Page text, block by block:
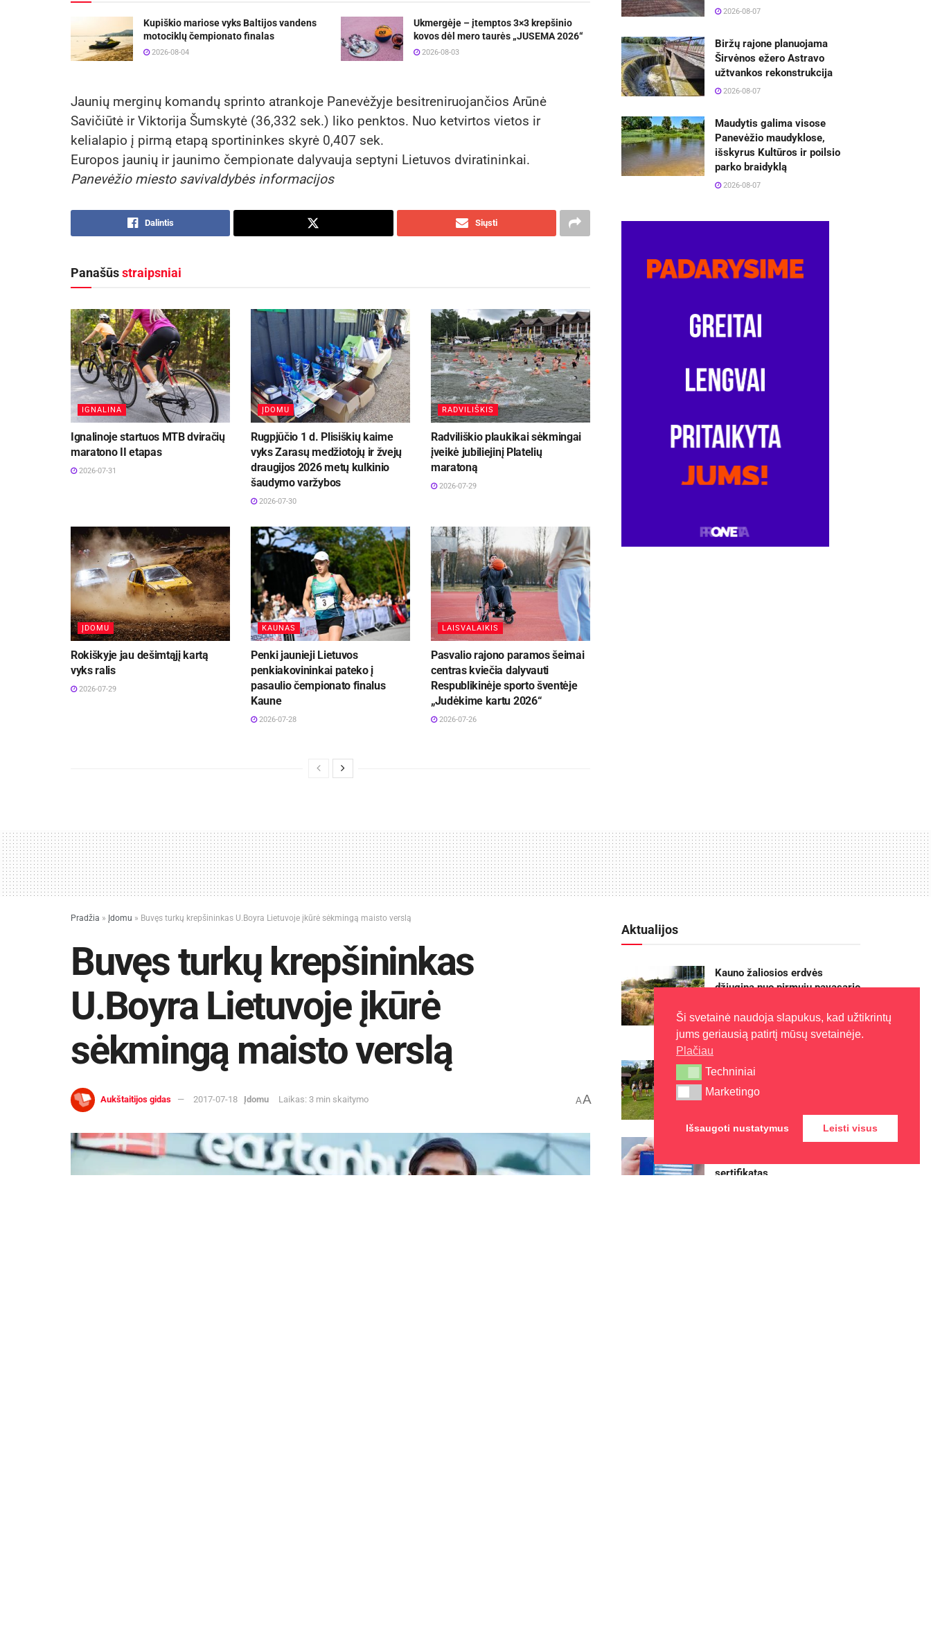
Kupiškio mariose vyks Baltijos vandens
motociklų čempionato finalas
2026-08-04
Ukmergėje – įtemptos 3×3 krepšinio
kovos dėl mero taurės „JUSEMA 2026“
2026-08-03
Jaunių merginų komandų sprinto atrankoje Panevėžyje besitreniruojančios Arūnė
Savičiūtė ir Viktorija Šumskytė (36,332 sek.) liko penktos. Nuo ketvirtos vietos ir
kelialapio į pirmą etapą sportininkes skyrė 0,407 sek.
Europos jaunių ir jaunimo čempionate dalyvauja septyni Lietuvos dviratininkai.
Panevėžio miesto savivaldybės informacijos
Dalintis Siųsti
Panašūsstraipsniai
IGNALINA
Ignalinoje startuos MTB dviračių
maratono II etapas
2026-07-31
ĮDOMU
Rugpjūčio 1 d. Plisiškių kaime
vyks Zarasų medžiotojų ir žvejų
draugijos 2026 metų kulkinio
šaudymo varžybos
2026-07-30
RADVILIŠKIS
Radviliškio plaukikai sėkmingai
įveikė jubiliejinį Platelių
maratoną
2026-07-29
ĮDOMU
Rokiškyje jau dešimtąjį kartą
vyks ralis
2026-07-29
KAUNAS
Penki jaunieji Lietuvos
penkiakovininkai pateko į
pasaulio čempionato finalus
Kaune
2026-07-28
LAISVALAIKIS
Pasvalio rajono paramos šeimai
centras kviečia dalyvauti
Respublikinėje sporto šventėje
„Judėkime kartu 2026“
2026-07-26
2026-08-07
Biržų rajone planuojama
Širvėnos ežero Astravo
užtvankos rekonstrukcija
2026-08-07
Maudytis galima visose
Panevėžio maudyklose,
išskyrus Kultūros ir poilsio
parko braidyklą
2026-08-07
Pradžia » Įdomu » Buvęs turkų krepšininkas U.Boyra Lietuvoje įkūrė sėkmingą maisto verslą
Buvęs turkų krepšininkas
U.Boyra Lietuvoje įkūrė
sėkmingą maisto verslą
Aukštaitijos gidas 2017-07-18 Įdomu Laikas: 3 min skaitymo AA
Aktualijos
Kauno žaliosios erdvės
džiugina nuo pirmųjų pavasario
pabaigos
2026-08-07
Kaune – nemokamos vasaros
2026-08-07
Europos sveikatos draudimo
sertifikatas
Ši svetainė naudoja slapukus, kad užtikrintų
jums geriausią patirtį mūsų svetainėje.
Plačiau
Techniniai
Techniniai
Marketingo
Marketingo
Išsaugoti nustatymus Leisti visus